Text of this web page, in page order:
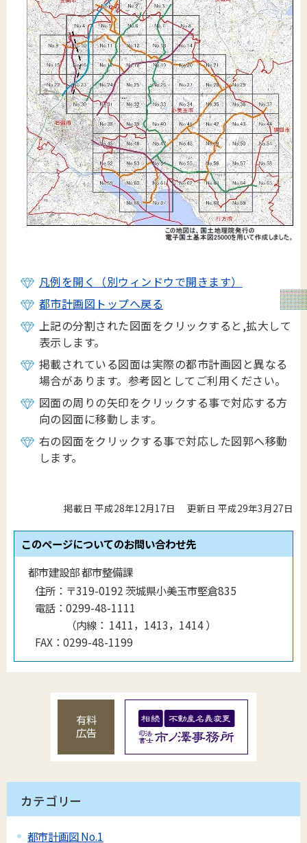
凡例を開く（別ウィンドウで開きます）
都市計画図トップへ戻る
上記の分割された図面をクリックすると,拡大して
表示します。
掲載されている図面は実際の都市計画図と異なる
場合があります。参考図としてご利用ください。
図面の周りの矢印をクリックする事で対応する方
向の図面に移動します。
右の図面をクリックする事で対応した図郭へ移動
します。
掲載日 平成28年12月17日 更新日 平成29年3月27日
このページについてのお問い合わせ先
都市建設部 都市整備課
住所： 〒319-0192 茨城県小美玉市堅倉835
電話： 0299-48-1111
（内線 ： 1411，1413，1414）
FAX： 0299-48-1199
有料
広告
カテゴリー
都市計画図 No.1